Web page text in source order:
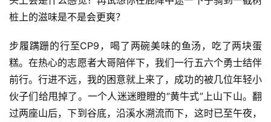
桩上的滋味是不是会更爽？
步履蹒跚的行至CP9，喝了两碗美味的鱼汤，吃了两块蛋
糕。在热心的志愿者大哥陪伴下，我们一行五六个勇士结伴
前行。行进不远，我的困意就上来了，成功的被几位年轻小
伙子们给甩掉了。一个人迷迷瞪瞪的“黄牛式”上山下山。翻
过两座山后，下到谷底，沿溪水溯流而下，这时已至午夜，